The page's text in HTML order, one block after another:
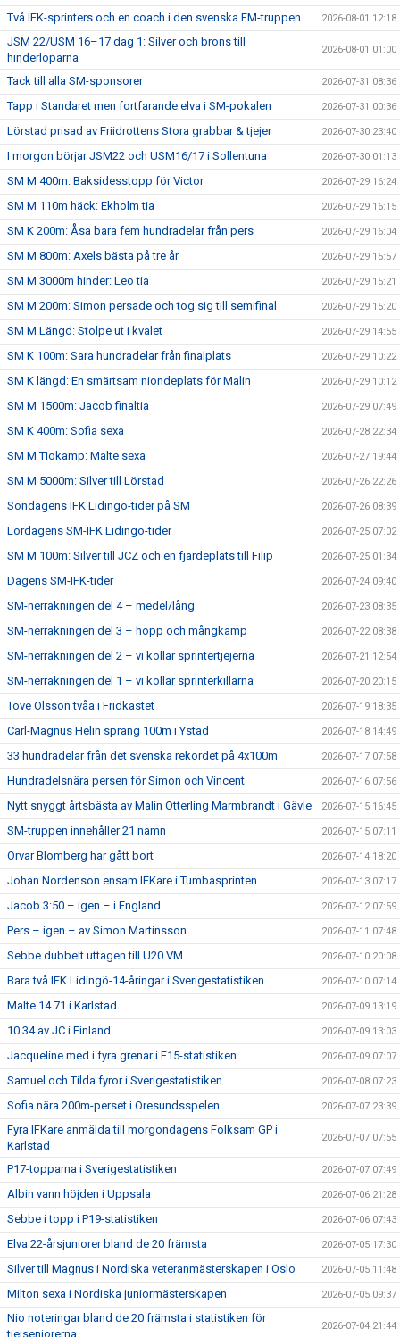
Två IFK-sprinters och en coach i den svenska EM-truppen 2026-08-01 12:18
JSM 22/USM 16–17 dag 1: Silver och brons till
hinderlöparna
2026-08-01 01:00
Tack till alla SM-sponsorer 2026-07-31 08:36
Tapp i Standaret men fortfarande elva i SM-pokalen 2026-07-31 00:36
Lörstad prisad av Friidrottens Stora grabbar & tjejer 2026-07-30 23:40
I morgon börjar JSM22 och USM16/17 i Sollentuna 2026-07-30 01:13
SM M 400m: Baksidesstopp för Victor 2026-07-29 16:24
SM M 110m häck: Ekholm tia 2026-07-29 16:15
SM K 200m: Åsa bara fem hundradelar från pers 2026-07-29 16:04
SM M 800m: Axels bästa på tre år 2026-07-29 15:57
SM M 3000m hinder: Leo tia 2026-07-29 15:21
SM M 200m: Simon persade och tog sig till semifinal 2026-07-29 15:20
SM M Längd: Stolpe ut i kvalet 2026-07-29 14:55
SM K 100m: Sara hundradelar från finalplats 2026-07-29 10:22
SM K längd: En smärtsam niondeplats för Malin 2026-07-29 10:12
SM M 1500m: Jacob finaltia 2026-07-29 07:49
SM K 400m: Sofia sexa 2026-07-28 22:34
SM M Tiokamp: Malte sexa 2026-07-27 19:44
SM M 5000m: Silver till Lörstad 2026-07-26 22:26
Söndagens IFK Lidingö-tider på SM 2026-07-26 08:39
Lördagens SM-IFK Lidingö-tider 2026-07-25 07:02
SM M 100m: Silver till JCZ och en fjärdeplats till Filip 2026-07-25 01:34
Dagens SM-IFK-tider 2026-07-24 09:40
SM-nerräkningen del 4 – medel/lång 2026-07-23 08:35
SM-nerräkningen del 3 – hopp och mångkamp 2026-07-22 08:38
SM-nerräkningen del 2 – vi kollar sprintertjejerna 2026-07-21 12:54
SM-nerräkningen del 1 – vi kollar sprinterkillarna 2026-07-20 20:15
Tove Olsson tvåa i Fridkastet 2026-07-19 18:35
Carl-Magnus Helin sprang 100m i Ystad 2026-07-18 14:49
33 hundradelar från det svenska rekordet på 4x100m 2026-07-17 07:58
Hundradelsnära persen för Simon och Vincent 2026-07-16 07:56
Nytt snyggt årtsbästa av Malin Otterling Marmbrandt i Gävle 2026-07-15 16:45
SM-truppen innehåller 21 namn 2026-07-15 07:11
Orvar Blomberg har gått bort 2026-07-14 18:20
Johan Nordenson ensam IFKare i Tumbasprinten 2026-07-13 07:17
Jacob 3:50 – igen – i England 2026-07-12 07:59
Pers – igen – av Simon Martinsson 2026-07-11 07:48
Sebbe dubbelt uttagen till U20 VM 2026-07-10 20:08
Bara två IFK Lidingö-14-åringar i Sverigestatistiken 2026-07-10 07:14
Malte 14.71 i Karlstad 2026-07-09 13:19
10.34 av JC i Finland 2026-07-09 13:03
Jacqueline med i fyra grenar i F15-statistiken 2026-07-09 07:07
Samuel och Tilda fyror i Sverigestatistiken 2026-07-08 07:23
Sofia nära 200m-perset i Öresundsspelen 2026-07-07 23:39
Fyra IFKare anmälda till morgondagens Folksam GP i
Karlstad
2026-07-07 07:55
P17-topparna i Sverigestatistiken 2026-07-07 07:49
Albin vann höjden i Uppsala 2026-07-06 21:28
Sebbe i topp i P19-statistiken 2026-07-06 07:43
Elva 22-årsjuniorer bland de 20 främsta 2026-07-05 17:30
Silver till Magnus i Nordiska veteranmästerskapen i Oslo 2026-07-05 11:48
Milton sexa i Nordiska juniormästerskapen 2026-07-05 09:37
Nio noteringar bland de 20 främsta i statistiken för
tjejseniorerna
2026-07-04 21:44